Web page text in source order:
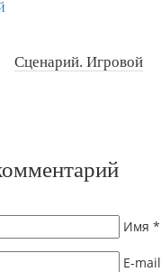
Сценарий. Игровой
Имя *
E-mail